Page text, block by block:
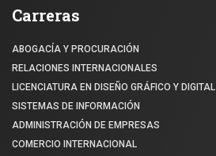
Carreras
ABOGACÍA Y PROCURACIÓN
RELACIONES INTERNACIONALES
LICENCIATURA EN DISEÑO GRÁFICO Y DIGITAL
SISTEMAS DE INFORMACIÓN
ADMINISTRACIÓN DE EMPRESAS
COMERCIO INTERNACIONAL